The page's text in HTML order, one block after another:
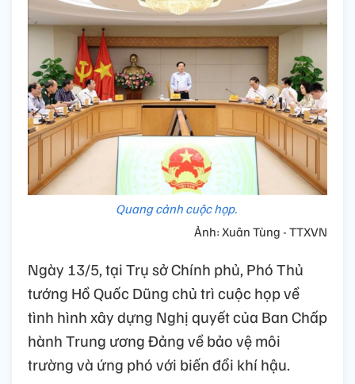
Quang cảnh cuộc họp.
Ảnh: Xuân Tùng - TTXVN
Ngày 13/5, tại Trụ sở Chính phủ, Phó Thủ
tướng Hồ Quốc Dũng chủ trì cuộc họp về
tình hình xây dựng Nghị quyết của Ban Chấp
hành Trung ương Đảng về bảo vệ môi
trường và ứng phó với biến đổi khí hậu.